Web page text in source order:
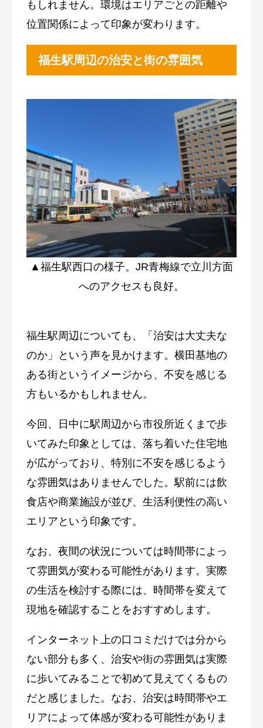
もしれません。環境はエリアごとの距離や
位置関係によって印象が変わります。
福生駅周辺の治安と街の雰囲気
▲福生駅西口の様子。JR青梅線で立川方面
へのアクセスも良好。
福生駅周辺についても、「治安は大丈夫な
のか」という声を見かけます。横田基地の
ある街というイメージから、不安を感じる
方もいるかもしれません。
今回、日中に駅周辺から市役所近くまで歩
いてみた印象としては、落ち着いた住宅地
が広がっており、特別に不安を感じるよう
な雰囲気はありませんでした。駅前には飲
食店や商業施設が並び、生活利便性の高い
エリアという印象です。
なお、夜間の状況については時間帯によっ
て雰囲気が変わる可能性があります。実際
の生活を検討する際には、時間帯を変えて
現地を確認することをおすすめします。
インターネット上の口コミだけでは分から
ない部分も多く、治安や街の雰囲気は実際
に歩いてみることで初めて見えてくるもの
だと感じました。なお、治安は時間帯やエ
リアによって体感が変わる可能性がありま